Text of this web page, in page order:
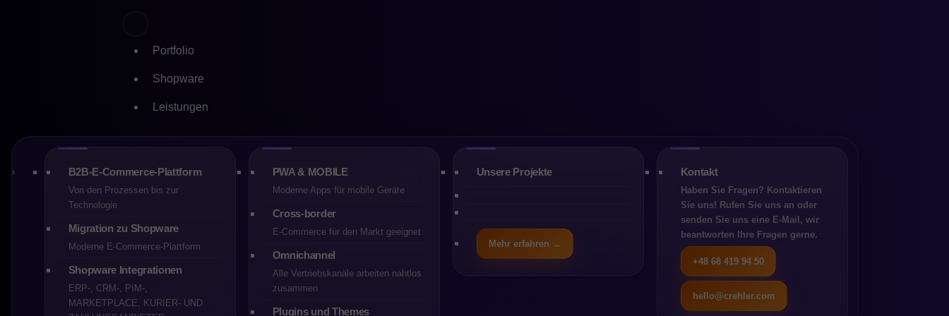
Portfolio
Shopware
Leistungen
B2B-E-Commerce-Plattform
Von den Prozessen bis zur
Technologie
Migration zu Shopware
Moderne E-Commerce-Plattform
Shopware Integrationen
ERP-, CRM-, PIM-,
MARKETPLACE, KURIER- UND
PWA & MOBILE
Moderne Apps für mobile Geräte
Cross-border
E-Commerce für den Markt geeignet
Omnichannel
Alle Vertriebskanäle arbeiten nahtlos
zusammen
Plugins und Themes
Unsere Projekte
Mehr erfahren →
Kontakt
Haben Sie Fragen? Kontaktieren
Sie uns! Rufen Sie uns an oder
senden Sie uns eine E-Mail, wir
beantworten Ihre Fragen gerne.
+48 68 419 94 50
hello@crehler.com
Was bremst das Wachstum des
E-Commerce
CREHLER
08-02-2026